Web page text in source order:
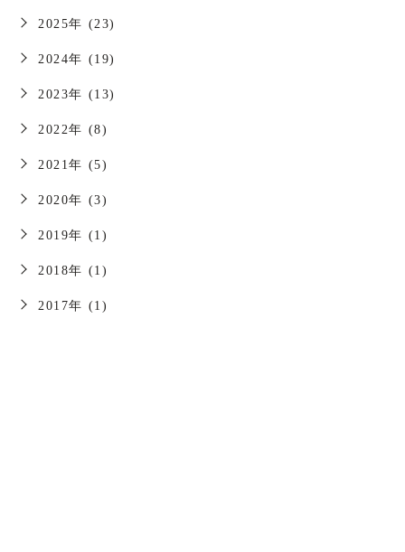
2025年 (23)
2024年 (19)
2023年 (13)
2022年 (8)
2021年 (5)
2020年 (3)
2019年 (1)
2018年 (1)
2017年 (1)